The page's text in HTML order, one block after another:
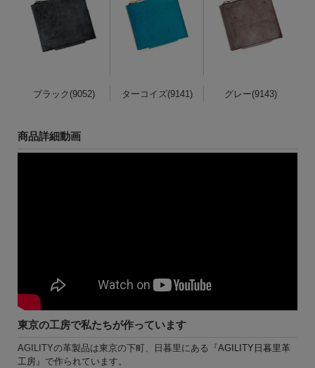
ブラック(9052) ターコイズ(9141) グレー(9143)
商品詳細動画
東京の工房で私たちが作っています
AGILITYの革製品は東京の下町、日暮里にある『AGILITY日暮里革
工房』で作られています。